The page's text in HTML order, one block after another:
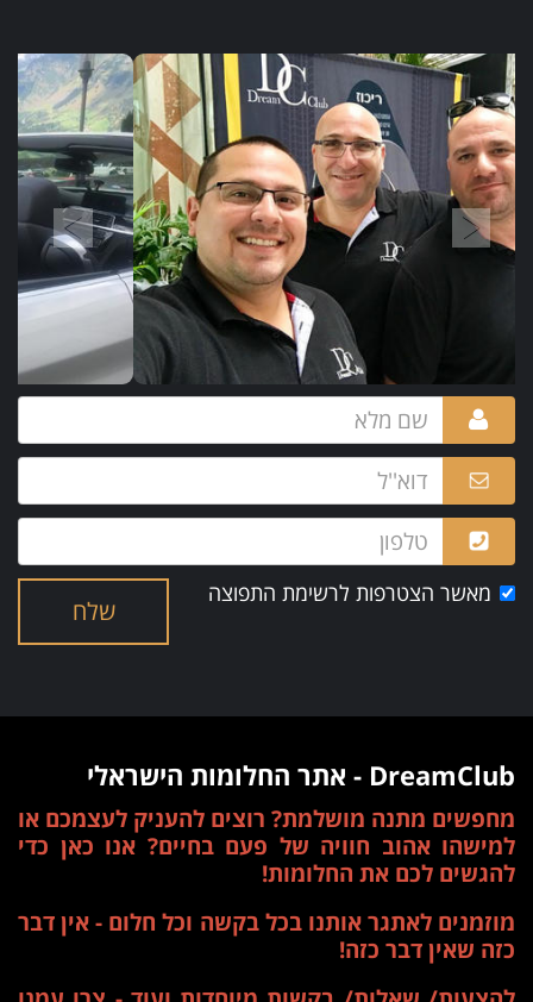
שלח
מאשר הצטרפות לרשימת התפוצה
DreamClub - אתר החלומות הישראלי
מחפשים מתנה מושלמת? רוצים להעניק לעצמכם או
למישהו אהוב חוויה של פעם בחיים? אנו כאן כדי
להגשים לכם את החלומות!
מוזמנים לאתגר אותנו בכל בקשה וכל חלום - אין דבר
כזה שאין דבר כזה!